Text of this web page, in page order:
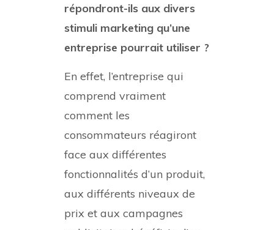
répondront-ils aux divers
stimuli marketing qu’une
entreprise pourrait utiliser ?
En effet, l’entreprise qui
comprend vraiment
comment les
consommateurs réagiront
face aux différentes
fonctionnalités d’un produit,
aux différents niveaux de
prix et aux campagnes